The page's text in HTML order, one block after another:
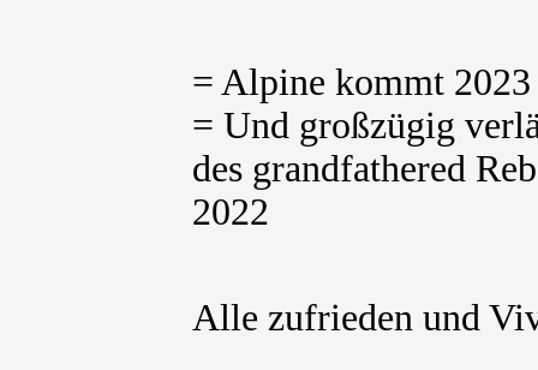
= Alpine kommt
= Und großzügig
des grandfathered
2022
Alle zufrieden und